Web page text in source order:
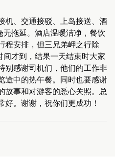
机、交通接驳、上岛接送、酒
拖延。酒店温暖洁净，餐饮
程安排，但三兄弟岬之行除
间才到，结果一天结束时大家
别感谢司机们，他们的工作非
途中的热午餐。同时也要感谢
故事和对游客的悉心关照。总
。谢谢，祝你们更成功！